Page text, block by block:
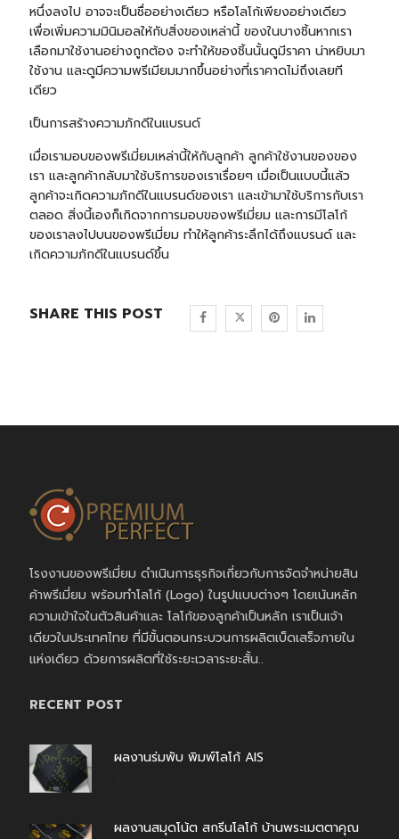
หนึ่งลงไป อาจจะเป็นชื่ออย่างเดียว หรือโลโก้เพียงอย่างเดียว
เพื่อเพิ่มความมินิมอลให้กับสิ่งของเหล่านี้ ของในบางชิ้นหากเรา
เลือกมาใช้งานอย่างถูกต้อง จะทำให้ของชิ้นนั้นดูมีราคา น่าหยิบมา
ใช้งาน และดูมีความพรีเมียมมากขึ้นอย่างที่เราคาดไม่ถึงเลยที
เดียว
เป็นการสร้างความภักดีในแบรนด์
เมื่อเรามอบของพรีเมี่ยมเหล่านี้ให้กับลูกค้า ลูกค้าใช้งานของของ
เรา และลูกค้ากลับมาใช้บริการของเราเรื่อยๆ เมื่อเป็นแบบนี้แล้ว
ลูกค้าจะเกิดความภักดีในแบรนด์ของเรา และเข้ามาใช้บริการกับเรา
ตลอด สิ่งนี้เองก็เกิดจากการมอบของพรีเมี่ยม และการมีโลโก้
ของเราลงไปบนของพรีเมี่ยม ทำให้ลูกค้าระลึกได้ถึงแบรนด์ และ
เกิดความภักดีในแบรนด์ขึ้น
SHARE THIS POST
โรงงานของพรีเมี่ยม ดำเนินการธุรกิจเกี่ยวกับการจัดจำหน่ายสิน
ค้าพรีเมี่ยม พร้อมทำโลโก้ (Logo) ในรูปแบบต่างๆ โดยเน้นหลัก
ความเข้าใจในตัวสินค้าและ โลโก้ของลูกค้าเป็นหลัก เราเป็นเจ้า
เดียวในประเทศไทย ที่มีขั้นตอนกระบวนการผลิตเบ็ดเสร็จภายใน
แห่งเดียว ด้วยการผลิตที่ใช้ระยะเวลาระยะสั้น..
RECENT POST
ผลงานร่มพับ พิมพ์โลโก้ AIS
ผลงานสมุดโน้ต สกรีนโลโก้ บ้านพระเมตตาคุณ